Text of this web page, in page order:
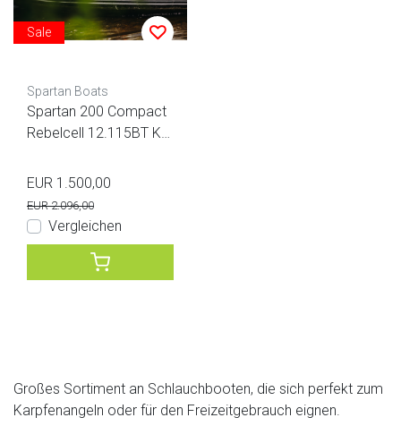
Sale
Spartan Boats
Spartan 200 Compact
Rebelcell 12.115BT Ko
EUR 1.500,00
EUR 2.096,00
Vergleichen
Großes Sortiment an Schlauchbooten, die sich perfekt zum
Karpfenangeln oder für den Freizeitgebrauch eignen.